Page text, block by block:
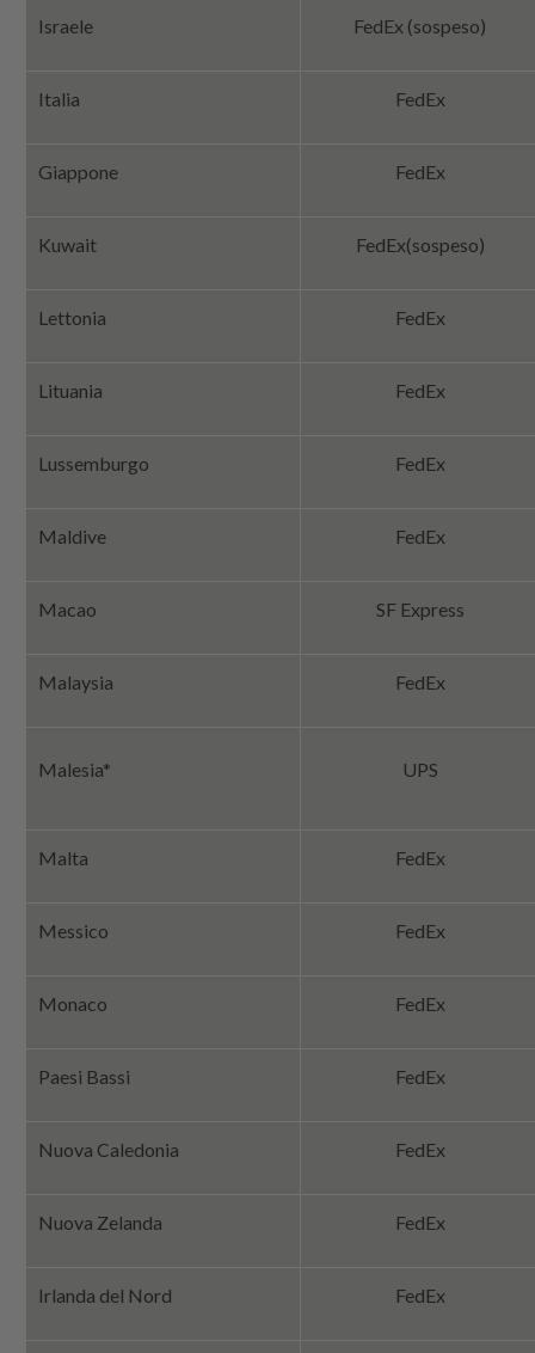
Israele FedEx (sospeso)
Italia FedEx
Giappone FedEx
Kuwait FedEx(sospeso)
Lettonia FedEx
Lituania FedEx
Lussemburgo FedEx
Maldive FedEx
Macao SF Express
Malaysia FedEx
Malesia* UPS
Malta FedEx
Messico FedEx
Monaco FedEx
Paesi Bassi FedEx
Nuova Caledonia FedEx
Nuova Zelanda FedEx
Irlanda del Nord FedEx